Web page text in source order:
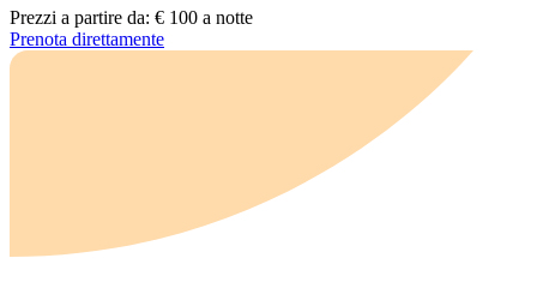
Prezzi a partire da: € 100 a notte
Prenota direttamente